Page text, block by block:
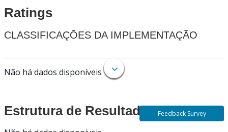
Ratings
CLASSIFICAÇÕES DA IMPLEMENTAÇÃO
Não há dados disponíveis
Estrutura de Resultados Feedback Survey